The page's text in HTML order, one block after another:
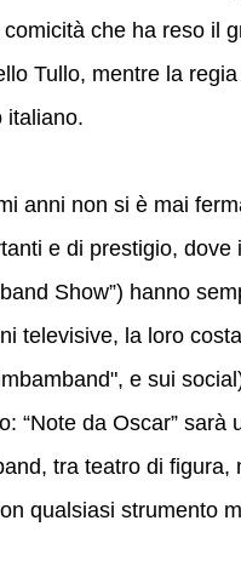
che ha reso il
Tullo, mentre la
italiano.
anni non si è mai
e di prestigio, dove
Show”) hanno
televisive, la loro
e sui
“Note da Oscar”
tra teatro di
qualsiasi strumento